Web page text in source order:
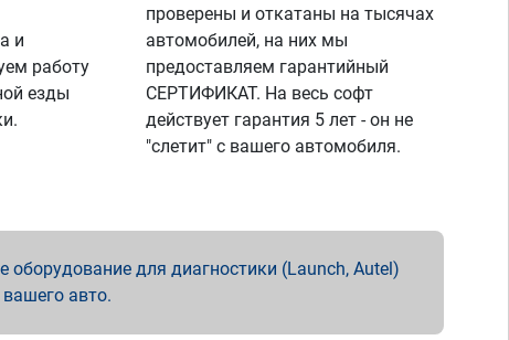
и
работу
езды
проверены и откатаны на тысячах
автомобилей, на них мы
предоставляем гарантийный
СЕРТИФИКАТ. На весь софт
действует гарантия 5 лет - он не
"слетит" с вашего автомобиля.
для диагностики (Launch, Autel)
авто.